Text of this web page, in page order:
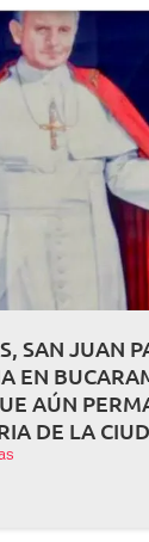
SAN JUAN
EN
AÚN
DE LA